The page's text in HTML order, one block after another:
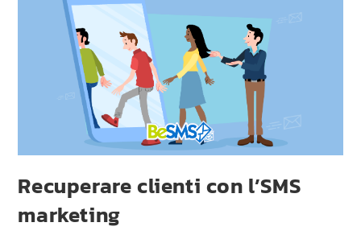
Recuperare clienti con l’SMS
marketing